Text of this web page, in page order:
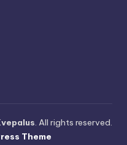
. All rights reserved.
Theme